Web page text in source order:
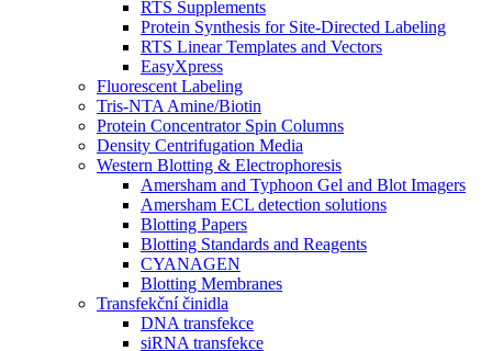
RTS Supplements
Protein Synthesis for Site-Directed Labeling
RTS Linear Templates and Vectors
EasyXpress
Fluorescent Labeling
Tris-NTA Amine/Biotin
Protein Concentrator Spin Columns
Density Centrifugation Media
Western Blotting & Electrophoresis
Amersham and Typhoon Gel and Blot Imagers
Amersham ECL detection solutions
Blotting Papers
Blotting Standards and Reagents
CYANAGEN
Blotting Membranes
Transfekční činidla
DNA transfekce
siRNA transfekce